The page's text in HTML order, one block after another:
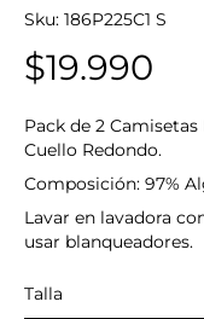
Sku: 186P225C1 S
$19.990
Pack de 2
Cuello Redondo.
Composición: 97%
Lavar en lavadora
usar blanqueadores.
Talla